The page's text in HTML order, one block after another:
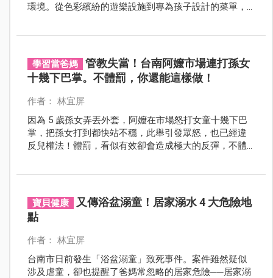
環境。從色彩繽紛的遊樂設施到專為孩子設計的菜單，
學習當爸媽
管教失當！台南阿嬤市場連打孫女
十幾下巴掌。不體罰，你還能這樣做！
作者： 林宜屏
因為 5 歲孫女弄丟外套，阿嬤在市場怒打女童十幾下巴
掌，把孫女打到都快站不穩，此舉引發眾怒，也已經違
反兒權法！體罰，看似有效卻會造成極大的反彈，不體
寶貝健康
又傳浴盆溺童！居家溺水 4 大危險地
點
作者： 林宜屏
台南市日前發生「浴盆溺童」致死事件。案件雖然疑似
涉及虐童，卻也提醒了爸媽常忽略的居家危險──居家溺